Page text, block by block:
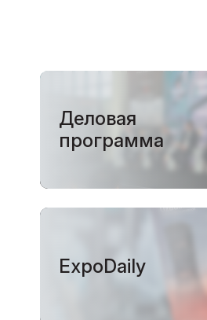
Деловая
программа
ExpoDaily